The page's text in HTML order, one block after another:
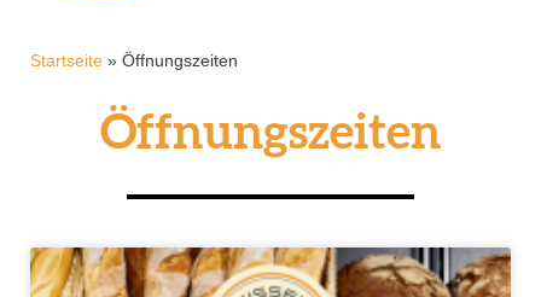
Startseite » Öffnungszeiten
Öffnungszeiten